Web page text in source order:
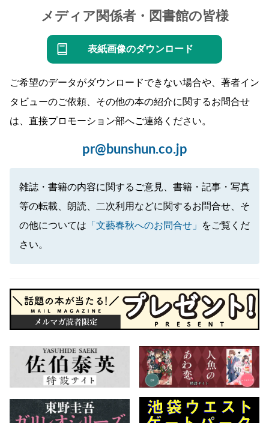
メディア関係者・図書館の皆様
表紙画像のダウンロード
ご希望のデータがダウンロードできない場合や、著者イン
タビューのご依頼、その他の本の紹介に関するお問合せ
は、直接プロモーション部へご連絡ください。
pr@bunshun.co.jp
雑誌・書籍の内容に関するご意見、書籍・記事・写真
等の転載、朗読、二次利用などに関するお問合せ、そ
の他については 「文藝春秋へのお問合せ」
をご覧くだ
さい。